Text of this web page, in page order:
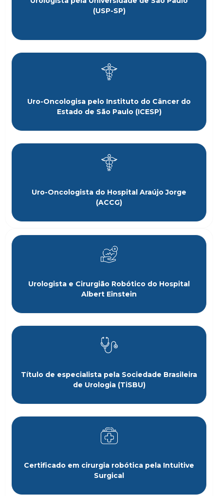
(USP-SP)
Uro-Oncologisa pelo Instituto do Câncer do
Estado de São Paulo (ICESP)
Uro-Oncologista do Hospital Araújo Jorge
(ACCG)
Urologista e Cirurgião Robótico do Hospital
Albert Einstein
Título de especialista pela Sociedade Brasileira
de Urologia (TiSBU)
Certificado em cirurgia robótica pela Intuitive
Surgical